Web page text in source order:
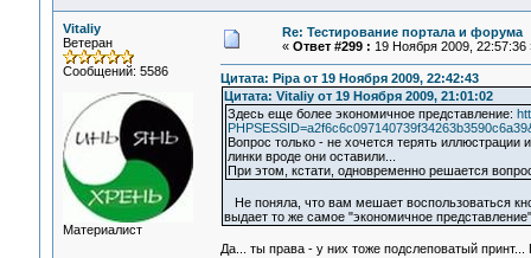
Vitaliy
Ветеран
Сообщений: 5586
Материалист
Re: Тестирование портала и форума
« Ответ #299 : 19 Ноября 2009, 22:57:36
Цитата: Pipa от 19 Ноября 2009, 22:42:43
Цитата: Vitaliy от 19 Ноября 2009, 21:01:02
Здесь еще более экономичное представление:
Вопрос только - не хочется терять иллюстрации
линки вроде они оставили...
При этом, кстати, одновременно решается
Не поняла, что вам мешает воспользоваться
выдает то же самое "экономичное
Да... ты права - у них тоже подслеповатый